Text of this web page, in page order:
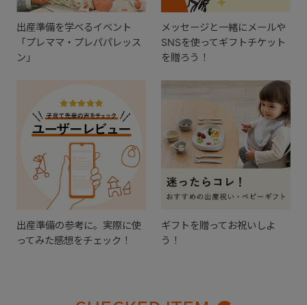
出産準備を学べるイベント
「プレママ・プレパパレッス
ン」
メッセージと一緒にメールや
SNSを使ってギフトチケット
を贈ろう！
出産準備の参考に。実際に使
ってみた感想をチェック！
ギフトを贈ってお祝いしよ
う！